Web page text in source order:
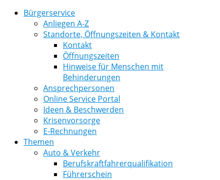
Bürgerservice
Anliegen A-Z
Standorte, Öffnungszeiten & Kontakt
Kontakt
Öffnungszeiten
Hinweise für Menschen mit
Behinderungen
Ansprechpersonen
Online Service Portal
Ideen & Beschwerden
Krisenvorsorge
E-Rechnungen
Themen
Auto & Verkehr
Berufskraftfahrerqualifikation
Führerschein